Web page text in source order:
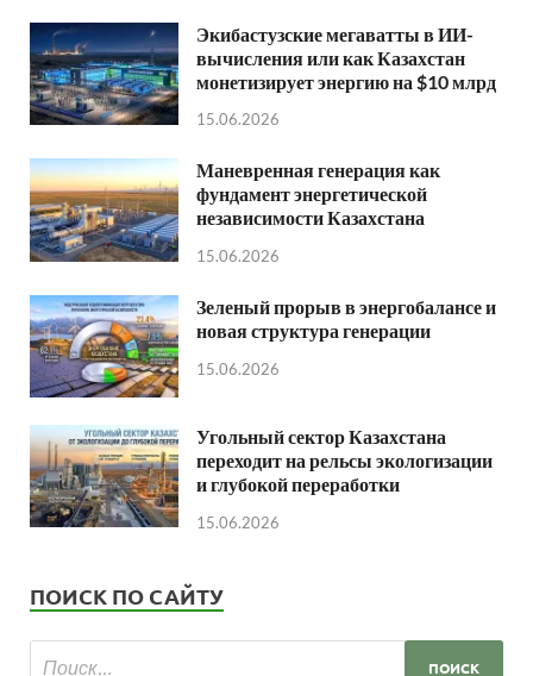
Экибастузские мегаватты в ИИ-
вычисления или как Казахстан
монетизирует энергию на $10 млрд
15.06.2026
Маневренная генерация как
фундамент энергетической
независимости Казахстана
15.06.2026
Зеленый прорыв в энергобалансе и
новая структура генерации
15.06.2026
Угольный сектор Казахстана
переходит на рельсы экологизации
и глубокой переработки
15.06.2026
ПОИСК ПО САЙТУ